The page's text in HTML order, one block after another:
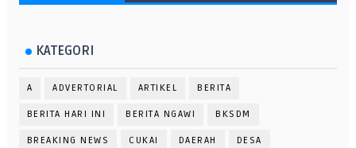
KATEGORI
A ADVERTORIAL ARTIKEL BERITA
BERITA HARI INI BERITA NGAWI BKSDM
BREAKING NEWS CUKAI DAERAH DESA